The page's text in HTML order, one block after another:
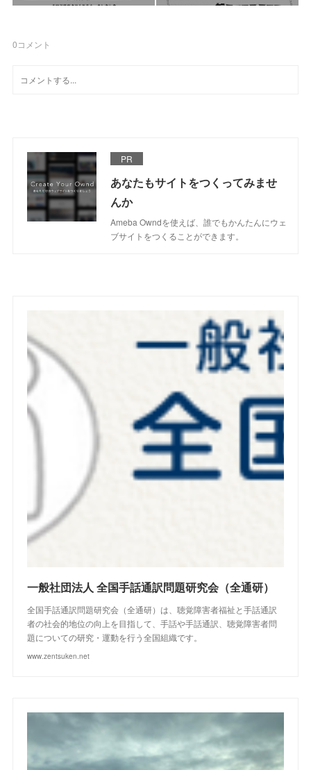
0コメント
PR
あなたもサイトをつくってみませ
んか
Ameba Owndを使えば、誰でもかんたんにウェ
ブサイトをつくることができます。
一般社団法人 全国手話通訳問題研究会（全通研）
全国手話通訳問題研究会（全通研）は、聴覚障害者福祉と手話通訳
者の社会的地位の向上を目指して、手話や手話通訳、聴覚障害者問
題についての研究・運動を行う全国組織です。
www.zentsuken.net